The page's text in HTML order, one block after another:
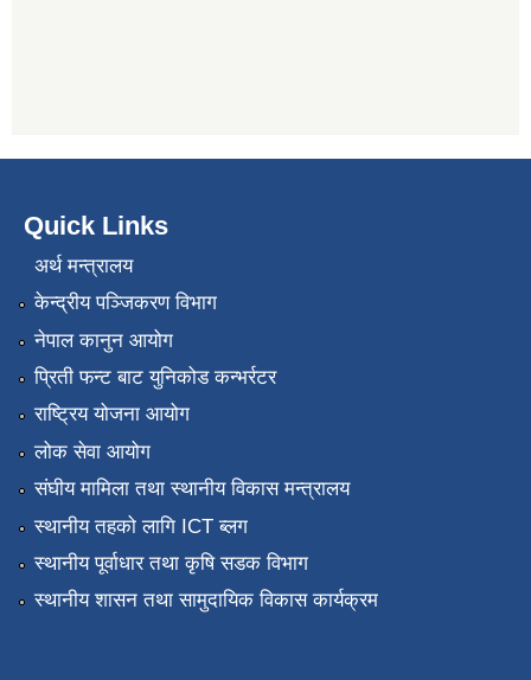
Quick Links
अर्थ मन्त्रालय
केन्द्रीय पञ्जिकरण विभाग
नेपाल कानुन आयोग
प्रिती फन्ट बाट युनिकोड कन्भर्रटर
राष्ट्रिय योजना आयोग
लोक सेवा आयोग
संघीय मामिला तथा स्थानीय विकास मन्त्रालय
स्थानीय तहको लागि ICT ब्लग
स्थानीय पूर्वाधार तथा कृषि सडक विभाग
स्थानीय शासन तथा सामुदायिक विकास कार्यक्रम